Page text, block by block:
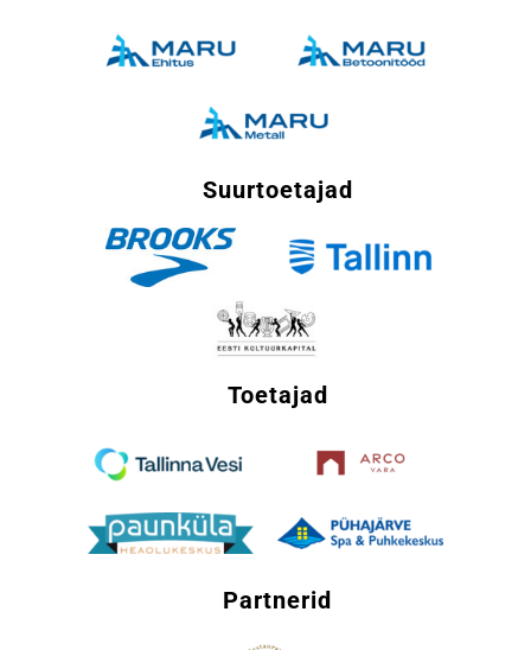
Suurtoetajad
Toetajad
Partnerid